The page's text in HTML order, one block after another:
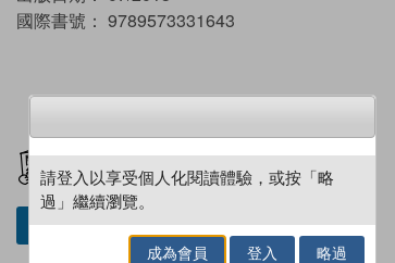
國際書號： 9789573331643
加入閱讀紀錄
借閱實體書
請登入以享受個人化閱讀體驗，或按「略
過」繼續瀏覽。
成為會員 登入 略過